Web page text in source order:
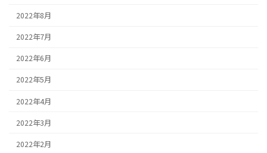
2022年8月
2022年7月
2022年6月
2022年5月
2022年4月
2022年3月
2022年2月